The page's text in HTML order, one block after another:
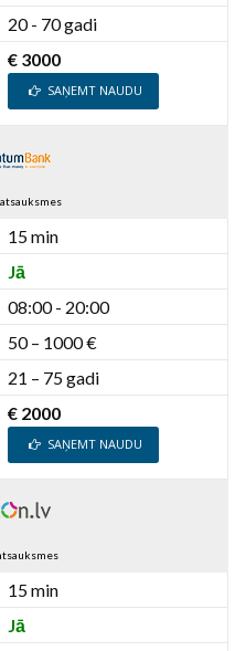
20 - 70 gadi
€ 3000
SAŅEMT NAUDU
15 min
Jā
08:00 - 20:00
50 – 1000 €
21 – 75 gadi
€ 2000
SAŅEMT NAUDU
15 min
Jā